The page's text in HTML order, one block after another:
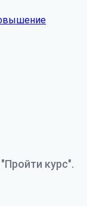
курс".